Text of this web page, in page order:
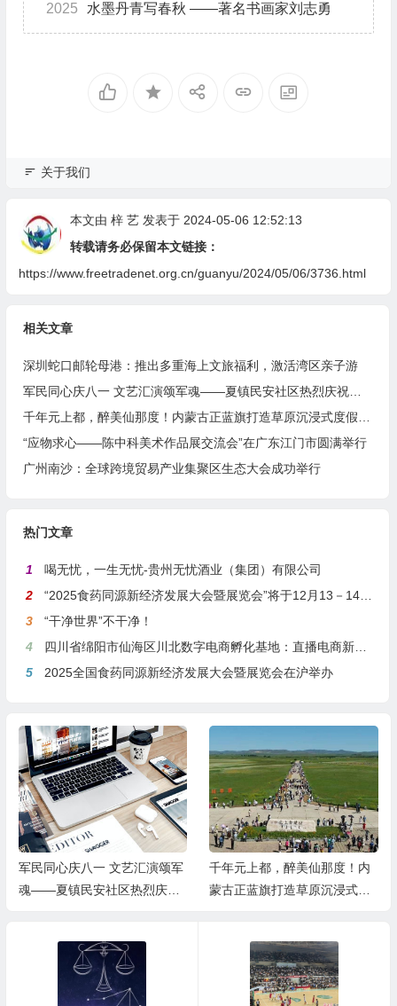
2025 水墨丹青写春秋 ——著名书画家刘志勇
关于我们
本文由 梓 艺发表于 2024-05-06 12:52:13
转载请务必保留本文链接：
https://www.freetradenet.org.cn/guanyu/2024/05/06/3736.html
相关文章
深圳蛇口邮轮母港：推出多重海上文旅福利，激活湾区亲子游
军民同心庆八一 文艺汇演颂军魂——夏镇民安社区热烈庆祝建军99周年
千年元上都，醉美仙那度！内蒙古正蓝旗打造草原沉浸式度假胜地
“应物求心——陈中科美术作品展交流会”在广东江门市圆满举行
广州南沙：全球跨境贸易产业集聚区生态大会成功举行
热门文章
1
喝无忧，一生无忧-贵州无忧酒业（集团）有限公司
2
“2025食药同源新经济发展大会暨展览会”将于12月13－14日在沪举行
3
“干净世界”不干净！
4
四川省绵阳市仙海区川北数字电商孵化基地：直播电商新引擎，预计年产值达5亿
5
2025全国食药同源新经济发展大会暨展览会在沪举办
军民同心庆八一 文艺汇演颂军
魂——夏镇民安社区热烈庆祝
千年元上都，醉美仙那度！内
蒙古正蓝旗打造草原沉浸式度